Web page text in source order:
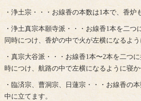
・浄土宗・・・お線香の本数は1本で、香炉
・浄土真宗本願寺派・・・お線香1本を二つ
同時につけ、香炉の中で火が左横になるよう
・真宗大谷派・・・お線香1本〜2本を二つ
時につけ、航路の中で左横になるように寝か
・臨済宗、曹洞宗、日蓮宗・・・お線香の
中に立てます。